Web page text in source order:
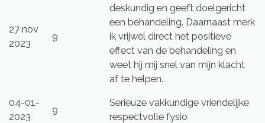
27 nov
2023
9
deskundig en geeft doelgericht
een behandeling. Daarnaast merk
ik vrijwel direct het positieve
effect van de behandeling en
weet hij mij snel van mijn klacht
af te helpen.
04-01-
2023
9
Serieuze vakkundige vriendelijke
respectvolle fysio